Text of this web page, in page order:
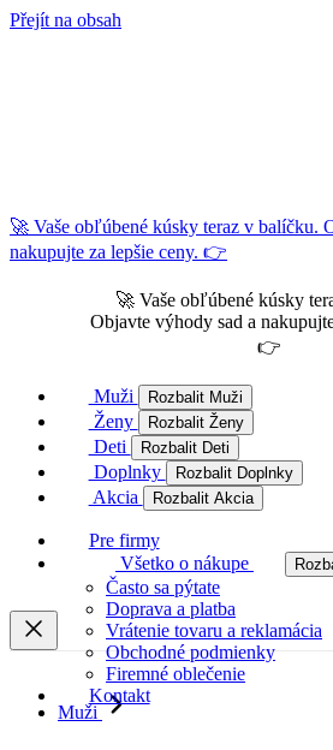
Přejít na obsah
🚀 Vaše obľúbené kúsky teraz v balíčku.
nakupujte za lepšie ceny. 👉
🚀 Vaše obľúbené kúsky
Objavte výhody sad a
👉
Muži Rozbalit Muži
Ženy Rozbalit Ženy
Deti Rozbalit Deti
Doplnky Rozbalit Doplnky
Akcia Rozbalit Akcia
Pre firmy
Všetko o nákupe
Často sa pýtate
Doprava a platba
Vrátenie tovaru a reklamácia
Obchodné podmienky
Firemné oblečenie
Kontakt
Muži